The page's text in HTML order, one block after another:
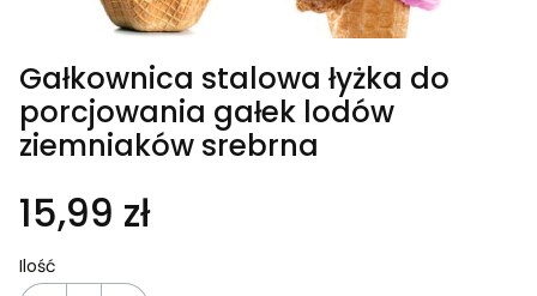
Gałkownica stalowa łyżka do
porcjowania gałek lodów
ziemniaków srebrna
15,99 zł
Ilość